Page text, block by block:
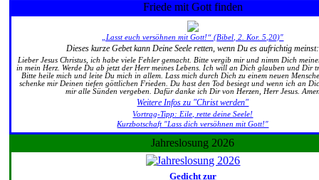
Friede mit Gott finden
„Lasst euch versöhnen mit Gott!“ (Bibel, 2. Kor. 5,20)"
Dieses kurze Gebet kann Deine Seele retten, wenn Du es aufrichtig meinst:
Lieber Jesus Christus, ich habe viele Fehler gemacht. Bitte vergib mir und nimm Dich
in mein Herz. Werde Du ab jetzt der Herr meines Lebens. Ich will an Dich glauben und Dir
Bitte heile mich und leite Du mich in allem. Lass mich durch Dich zu einem neuen
schenke mir Deinen tiefen göttlichen Frieden. Du hast den Tod besiegt und wenn ich an
mir alle Sünden vergeben. Dafür danke ich Dir von Herzen, Herr Jesus.
Weitere Infos zu "Christ werden"
Vortrag-Tipp: Eile, rette deine Seele!
Kurzbotschaft "Lass dich versöhnen mit Gott!"
Jahreslosung 2026
Gedicht zur